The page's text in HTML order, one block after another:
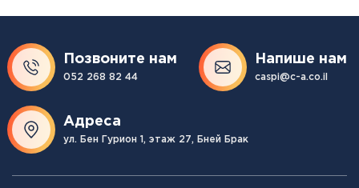
Позвоните нам
052 268 82 44
Напише нам
caspi@c-a.co.il
Адреса
ул. Бен Гурион 1, этаж 27, Бней Брак